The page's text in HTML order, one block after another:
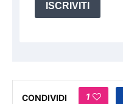
ISCRIVITI
CONDIVIDI 1